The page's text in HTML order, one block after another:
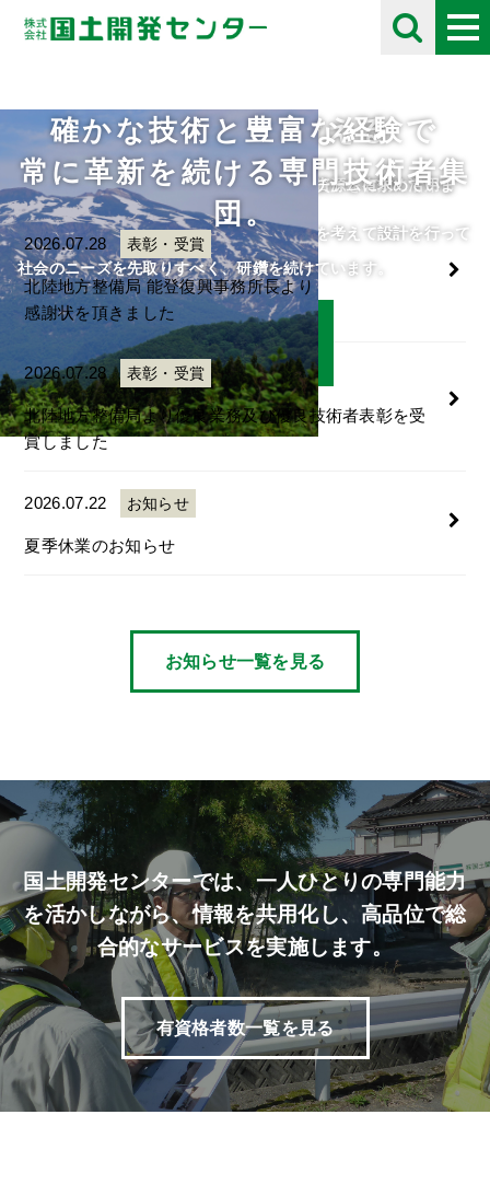
未来の自然を考える
住民や将来の子供たちのために、限られた資源を有効に活用し
て、
人・自然・環境・街との調和と未来の自然を考えて設計を行って
います。
詳細はこちら
採用情報
自分の好きな事にとことん打ち込める人をチームに求めていま
す。
ご応募をお待ちしております。
詳細はこちら
確かな技術と豊富な経験で
常に革新を続ける専門技術者集
団。
社会のニーズを先取りすべく、研鑽を続けています。
お知らせ
Information
2026.07.28 表彰・受賞
北陸地方整備局 能登復興事務所長より
感謝状を頂きました
2026.07.28 表彰・受賞
北陸地方整備局より優良業務及び優良技術者表彰を受
賞しました
2026.07.22 お知らせ
夏季休業のお知らせ
お知らせ一覧を見る
国土開発センターでは、一人ひとりの専門能力
を活かしながら、情報を共用化し、高品位で総
合的なサービスを実施します。
有資格者数一覧を見る